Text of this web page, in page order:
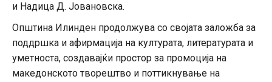
и Надица Д. Јовановска.
Општина Илинден продолжува со својата заложба за
поддршка и афирмација на културата, литературата и
уметноста, создавајќи простор за промоција на
македонското творештво и поттикнување на